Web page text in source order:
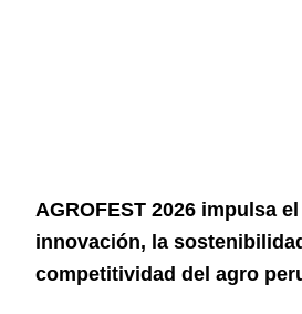
AGROFEST 2026 impulsa
innovación, la
competitividad del agro